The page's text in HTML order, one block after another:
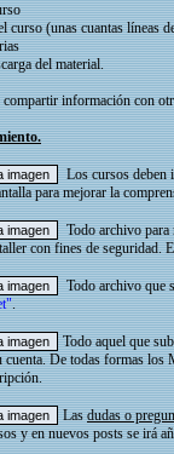
curso (unas cuantas líneas
del material.
información con
Los cursos deben
para mejorar la
Todo archivo para
con fines de seguridad.
Todo archivo que
.
Todo aquel que
De todas formas los
Lasdudas o
y en nuevos posts se irá